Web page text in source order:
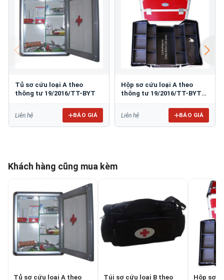
Tủ sơ cứu loại A theo
thông tư 19/2016/TT-BYT
Liên hệ BÁO GIÁ
Hộp sơ cứu loại A theo
thông tư 19/2016/TT-BYT
Liên hệ BÁO GIÁ
Khách hàng cũng mua kèm
Tủ sơ cứu loại A theo
Túi sơ cứu loại B theo
Hộp sơ